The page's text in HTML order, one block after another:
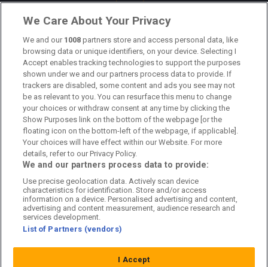
Länkar
Om oss
Kontakta oss
Kundtjänst
Sponsor: Rekatochklart
Annonsera på Fotbolldirekt
Redaktionell policy
Personuppgiftspolicy
Cookiepolicy
Arkiv
We Care About Your Privacy
We and our 1008 partners store and access personal data, like
browsing data or unique identifiers, on your device. Selecting I
Accept enables tracking technologies to support the purposes
shown under we and our partners process data to provide. If
trackers are disabled, some content and ads you see may not
be as relevant to you. You can resurface this menu to change
your choices or withdraw consent at any time by clicking the
Show Purposes link on the bottom of the webpage [or the
floating icon on the bottom-left of the webpage, if applicable].
Your choices will have effect within our Website. For more
details, refer to our Privacy Policy.
We and our partners process data to provide:
Use precise geolocation data. Actively scan device
characteristics for identification. Store and/or access
information on a device. Personalised advertising and content,
advertising and content measurement, audience research and
services development.
List of Partners (vendors)
I Accept